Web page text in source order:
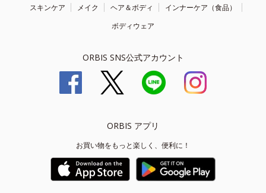
スキンケア メイク ヘア＆ボディ
インナーケア（食品）
ボディウェア
ORBIS SNS公式アカウント
ORBIS アプリ
お買い物をもっと楽しく、便利に！